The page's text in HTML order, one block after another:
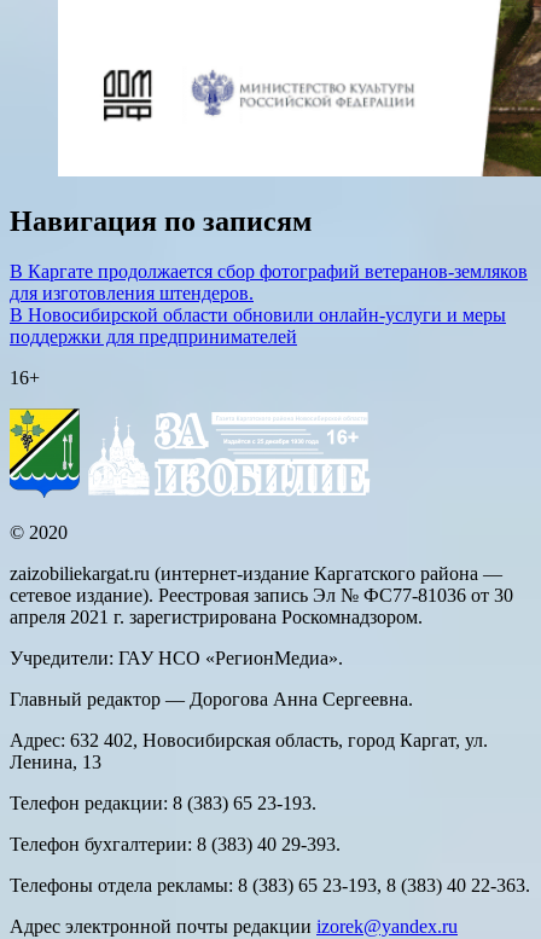
Навигация по записям
В Каргате продолжается сбор фотографий ветеранов-земляков
для изготовления штендеров.
В Новосибирской области обновили онлайн-услуги и меры
поддержки для предпринимателей
16+
© 2020
zaizobiliekargat.ru (интернет-издание Каргатского района —
сетевое издание). Реестровая запись Эл № ФС77-81036 от 30
апреля 2021 г. зарегистрирована Роскомнадзором.
Учредители: ГАУ НСО «РегионМедиа».
Главный редактор — Дорогова Анна Сергеевна.
Адрес: 632 402, Новосибирская область, город Каргат, ул.
Ленина, 13
Телефон редакции: 8 (383) 65 23-193.
Телефон бухгалтерии: 8 (383) 40 29-393.
Телефоны отдела рекламы: 8 (383) 65 23-193, 8 (383) 40 22-363.
Адрес электронной почты редакции izorek@yandex.ru